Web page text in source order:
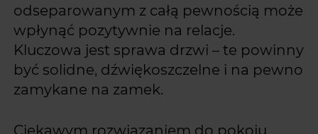
odseparowanym z całą pewnością może
wpłynąć pozytywnie na relacje.
Kluczowa jest sprawa drzwi – te powinny
być solidne, dźwiękoszczelne i na pewno
zamykane na zamek.
Ciekawym rozwiązaniem do pokoju